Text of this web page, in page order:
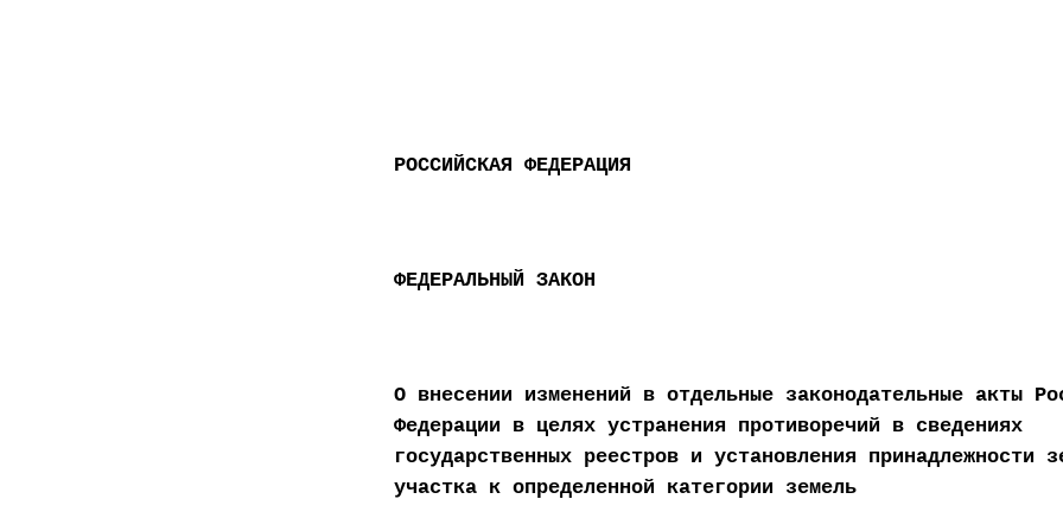
РОССИЙСКАЯ ФЕДЕРАЦИЯ
ФЕДЕРАЛЬНЫЙ ЗАКОН
О внесении изменений в отдельные законодательные акты
Федерации в целях устранения противоречий в сведениях
государственных реестров и установления принадлежности
участка к определенной категории земель